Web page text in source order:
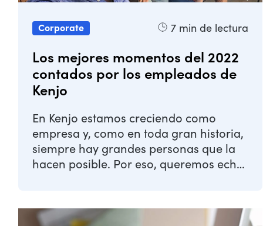
Corporate 7 min de lectura
Los mejores momentos del 2022
contados por los empleados de
Kenjo
En Kenjo estamos creciendo como
empresa y, como en toda gran historia,
siempre hay grandes personas que la
hacen posible. Por eso, queremos echar